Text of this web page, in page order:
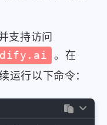
支持访问
。在
运行以下命令：